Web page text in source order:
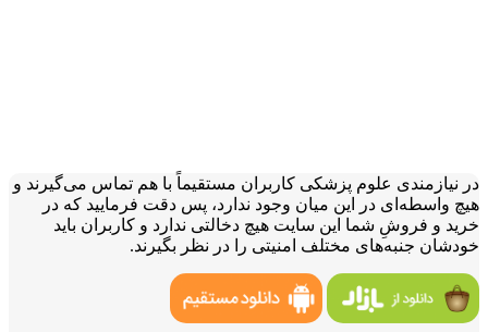
در نیازمندی علوم پزشکی کاربران مستقیماً با هم تماس می‌گیرند و
هیچ واسطه‌ای در این میان وجود ندارد، پس دقت فرمایید که در
خرید و فروشِ شما این سایت هیچ دخالتی ندارد و کاربران باید
خودشان جنبه‌های مختلف امنیتی را در نظر بگیرند.